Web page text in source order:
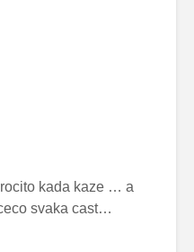
kada kaze … a
svaka cast…